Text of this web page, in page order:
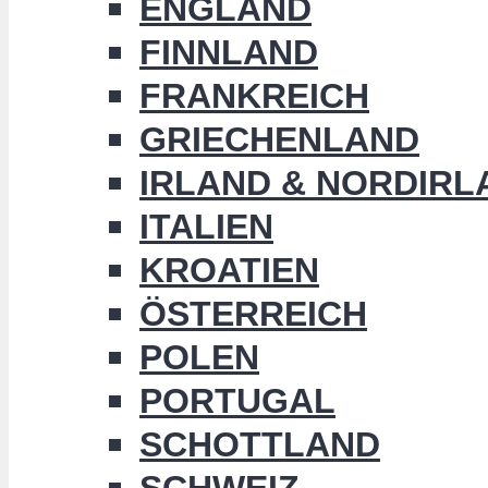
ENGLAND
FINNLAND
FRANKREICH
GRIECHENLAND
IRLAND &
ITALIEN
KROATIEN
ÖSTERREICH
POLEN
PORTUGAL
SCHOTTLAND